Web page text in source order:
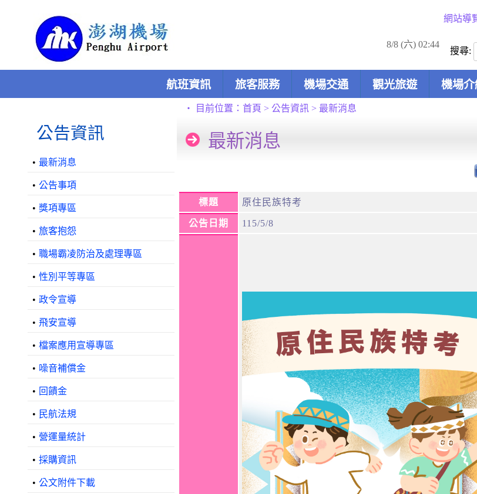
網站導
8/8 (六) 02:44
搜尋:
航班資訊 旅客服務 機場交通 觀光旅遊 機場介
公告資訊
• 最新消息
• 公告事項
• 獎項專區
• 旅客抱怨
• 職場霸凌防治及處理專區
• 性別平等專區
• 政令宣導
• 飛安宣導
• 檔案應用宣導專區
• 噪音補償金
• 回饋金
• 民航法規
• 營運量統計
• 採購資訊
• 公文附件下載
‧ 目前位置： 首頁 > 公告資訊 > 最新消息
最新消息
標題 原住民族特考
公告日期 115/5/8